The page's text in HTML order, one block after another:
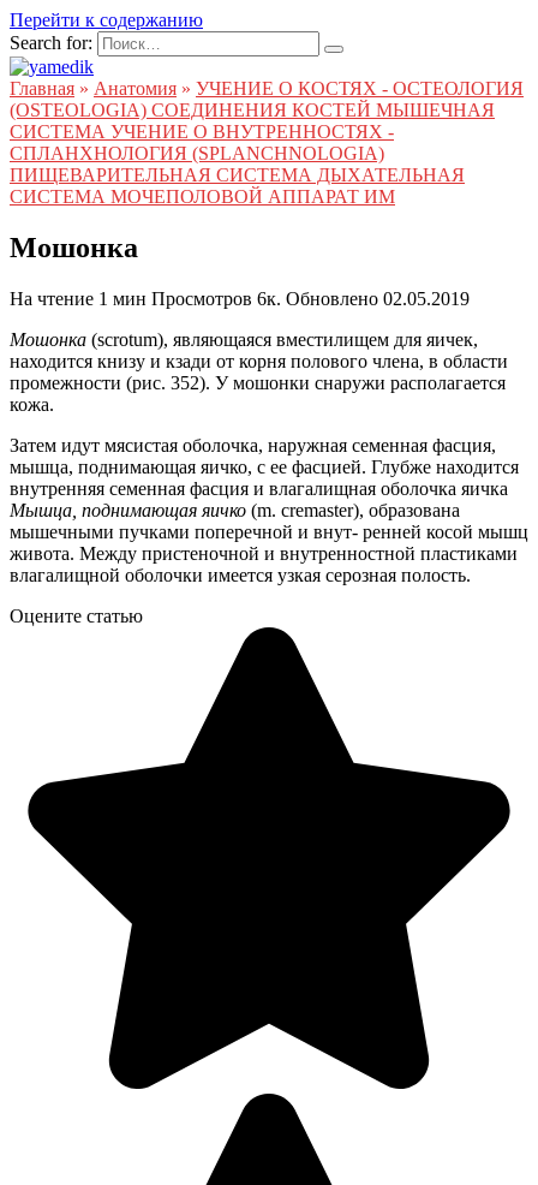
Перейти к содержанию
Search for:
Главная » Анатомия » УЧЕНИЕ О КОСТЯХ - ОСТЕОЛОГИЯ
(OSTEOLOGIA) СОЕДИНЕНИЯ КОСТЕЙ МЫШЕЧНАЯ
СИСТЕМА УЧЕНИЕ О ВНУТРЕННОСТЯХ -
СПЛАНХНОЛОГИЯ (SPLANCHNOLOGIA)
ПИЩЕВАРИТЕЛЬНАЯ СИСТЕМА ДЫХАТЕЛЬНАЯ
СИСТЕМА МОЧЕПОЛОВОЙ АППАРАТ ИМ
Мошонка
На чтение 1 мин Просмотров 6к. Обновлено 02.05.2019
Мошонка (scrotum), являющаяся вместилищем для яичек,
находится книзу и кзади от корня полового члена, в области
промежности (рис. 352). У мошонки снаружи располагается
кожа.
Затем идут мясистая оболочка, наружная семенная фасция,
мышца, поднимающая яичко, с ее фасцией. Глубже находится
внутренняя семенная фасция и влагалищная оболочка яичка
Мышца, поднимающая яичко (m. cremaster), образована
мышечными пучками поперечной и внут- ренней косой мышц
живота. Между пристеночной и внутренностной пластиками
влагалищной оболочки имеется узкая серозная полость.
Оцените статью